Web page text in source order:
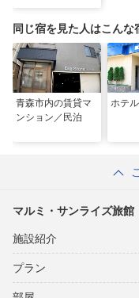
同じ宿を見た人はこんな
青森市内の賃貸マ
ンション／民泊
ホテ
マルミ・サンライズ旅館
施設紹介
プラン